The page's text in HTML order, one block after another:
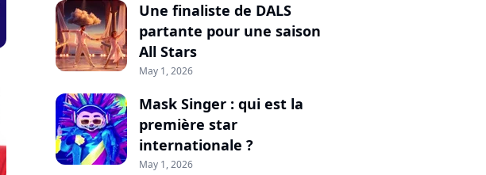
Une finaliste de DALS
partante pour une saison
All Stars
May 1, 2026
Mask Singer : qui est la
première star
internationale ?
May 1, 2026